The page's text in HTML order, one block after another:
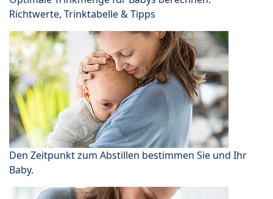
Richtwerte, Trinktabelle & Tipps
Den Zeitpunkt zum Abstillen bestimmen Sie und Ihr
Baby.